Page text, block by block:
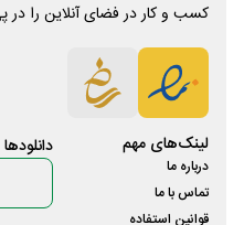
کسب و کار در فضای آنلاین را
لینک‌های مهم
درباره ما
تماس با ما
قوانین استفاده
دانلود‌ها